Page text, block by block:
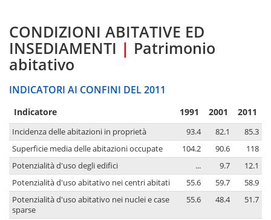
CONDIZIONI ABITATIVE ED
INSEDIAMENTI | Patrimonio
abitativo
INDICATORI AI CONFINI DEL 2011
Indicatore 1991 2001 2011
Incidenza delle abitazioni in proprietà 93.4 82.1
85.3
Superficie media delle abitazioni occupate
104.2 90.6
118
Potenzialità d'uso degli edifici
... 9.7
12.1
Potenzialità d'uso abitativo nei centri abitati
55.6 59.7
58.9
Potenzialità d'uso abitativo nei nuclei e case
sparse
55.6 48.4 51.7